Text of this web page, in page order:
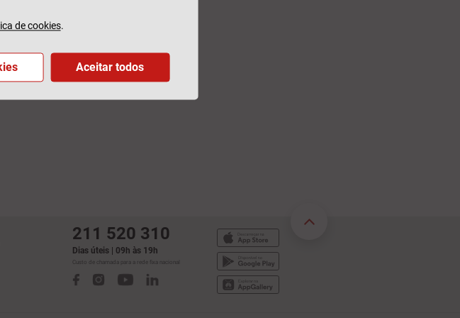
quer continuar a contribuir para
clientes, parceiros
211 520 310
Dias úteis | 09h às 19h
Custo de chamada para a rede fixa nacional
de cookies.
Aceitar todos